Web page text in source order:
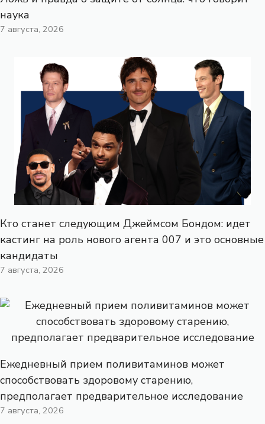
наука
7 августа, 2026
Кто станет следующим Джеймсом Бондом: идет
кастинг на роль нового агента 007 и это основные
кандидаты
7 августа, 2026
Ежедневный прием поливитаминов может
способствовать здоровому старению,
предполагает предварительное исследование
7 августа, 2026